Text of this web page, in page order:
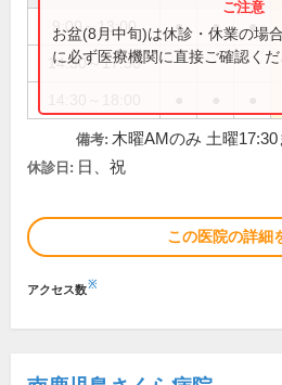
9:00～13:00 ● ● ●
14:30～17:30
お盆(8月中旬)は休診・休業の場
に必ず医療機関に直接ご確認くだ
備考: 木曜AMのみ 土曜17:30
休診日: 日、祝
この医院の詳細
アクセス数※